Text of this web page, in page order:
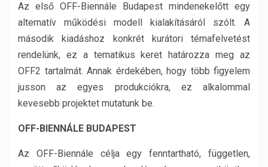
Az első OFF-Biennále Budapest mindenekelőtt egy
alternatív működési modell kialakításáról szólt. A
második kiadáshoz konkrét kurátori témafelvetést
rendelünk, ez a tematikus keret határozza meg az
OFF2 tartalmát. Annak érdekében, hogy több figyelem
jusson az egyes produkciókra, ez alkalommal
kevesebb projektet mutatunk be.
OFF-BIENNÁLE BUDAPEST
Az OFF-Biennále célja egy fenntartható, független,